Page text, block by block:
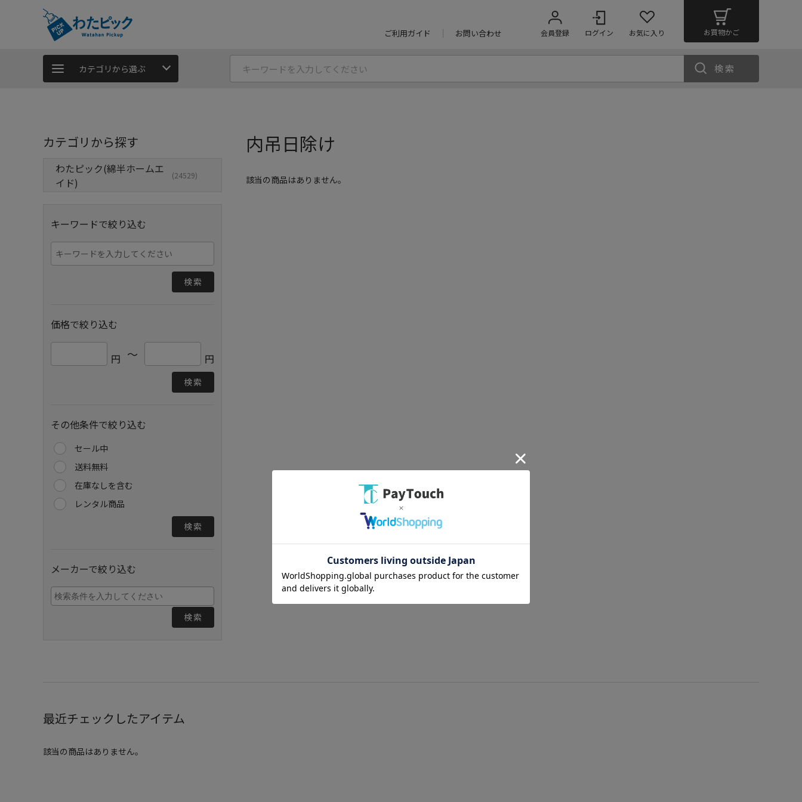
ご利用ガイド お問い合わせ 会員登録 ログイン お気に入り お買物かご
カテゴリから選ぶ 検索
カテゴリから探す
わたピック(綿半ホームエ
イド)
(24529)
キーワードで絞り込む
検索
価格で絞り込む
円 ～ 円
検索
その他条件で絞り込む
セール中
送料無料
在庫なしを含む
レンタル商品
検索
メーカーで絞り込む
検索
内吊日除け
該当の商品はありません。
最近チェックしたアイテム
該当の商品はありません。